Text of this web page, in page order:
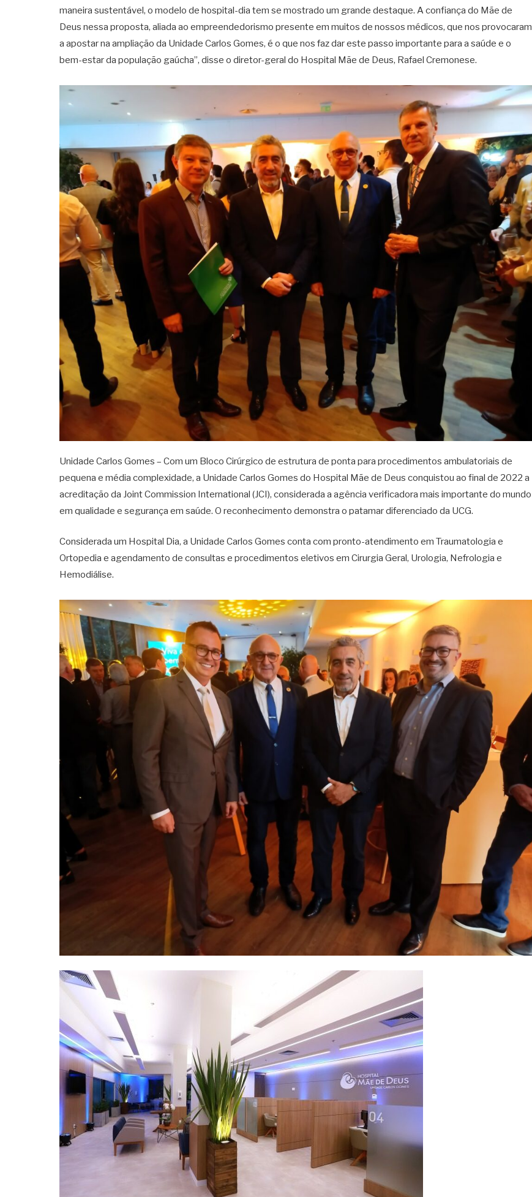
maneira sustentável, o modelo de hospital-dia tem se mostrado um grande destaque. A confiança do Mãe de
Deus nessa proposta, aliada ao empreendedorismo presente em muitos de nossos médicos, que nos provocaram
a apostar na ampliação da Unidade Carlos Gomes, é o que nos faz dar este passo importante para a saúde e o
bem-estar da população gaúcha”, disse o diretor-geral do Hospital Mãe de Deus, Rafael Cremonese.
Unidade Carlos Gomes – Com um Bloco Cirúrgico de estrutura de ponta para procedimentos ambulatoriais de
pequena e média complexidade, a Unidade Carlos Gomes do Hospital Mãe de Deus conquistou ao final de 2022 a
acreditação da Joint Commission International (JCI), considerada a agência verificadora mais importante do mundo
em qualidade e segurança em saúde. O reconhecimento demonstra o patamar diferenciado da UCG.
Considerada um Hospital Dia, a Unidade Carlos Gomes conta com pronto-atendimento em Traumatologia e
Ortopedia e agendamento de consultas e procedimentos eletivos em Cirurgia Geral, Urologia, Nefrologia e
Hemodiálise.